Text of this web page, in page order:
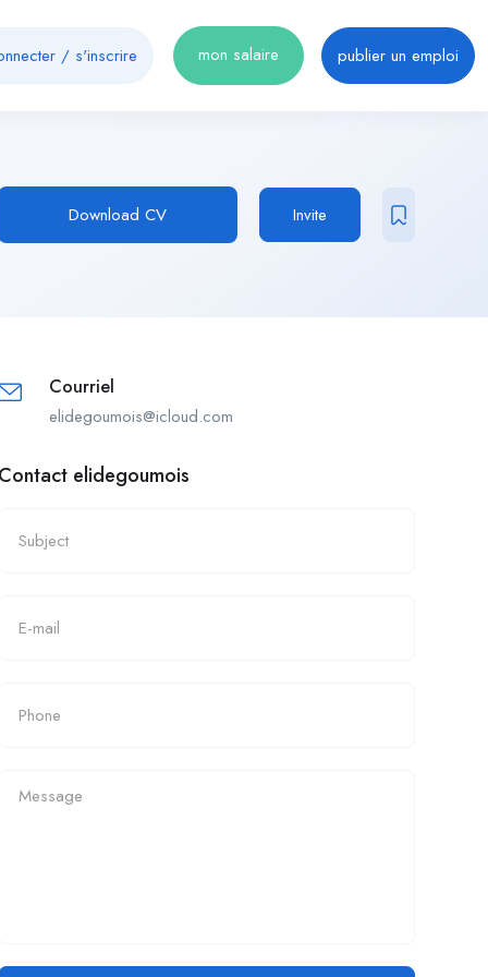
/ s'inscrire mon salaire publier un emploi
Download CV Invite
Courriel
elidegoumois@icloud.com
Contact elidegoumois